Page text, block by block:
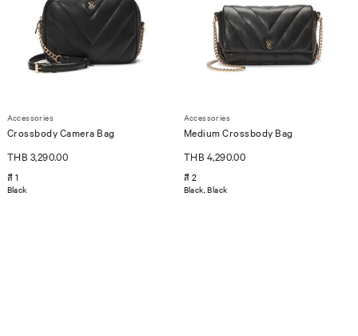
Accessories
Crossbody Camera Bag
THB 3,290.00
สี 1
Black
Accessories
Medium Crossbody Bag
THB 4,290.00
สี 2
Black, Black